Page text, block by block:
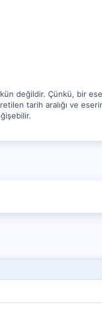
değildir. Çünkü, bir
tarih aralığı ve